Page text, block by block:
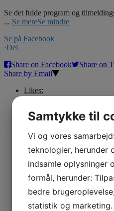
Se det fulde program og
... Se mereSe mindre
Se på Facebook
·Del
Share on Facebook
Share on
Share by Email
Likes:
Samtykke til
Vi og vores
teknologier, herunder
indsamle oplysninger
formål, herunder:
bedre
statistik og